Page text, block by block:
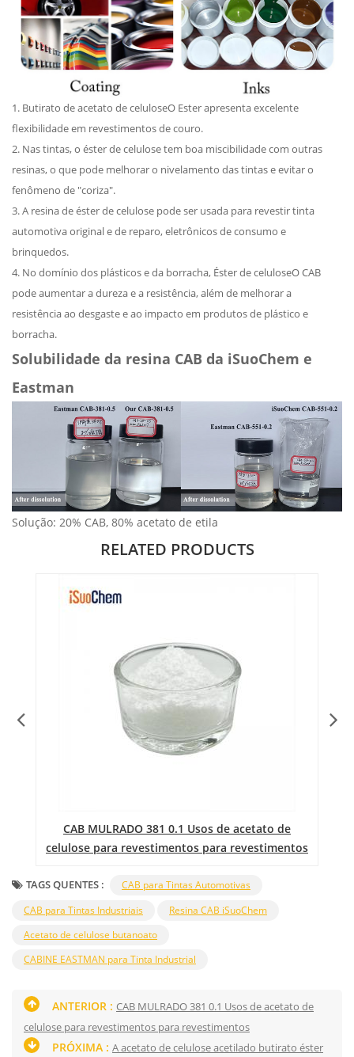
1. Butirato de acetato de celuloseO Ester apresenta excelente
flexibilidade em revestimentos de couro.
2. Nas tintas, o éster de celulose tem boa miscibilidade com outras
resinas, o que pode melhorar o nivelamento das tintas e evitar o
fenômeno de "coriza".
3. A resina de éster de celulose pode ser usada para revestir tinta
automotiva original e de reparo, eletrônicos de consumo e
brinquedos.
4. No domínio dos plásticos e da borracha, Éster de celuloseO CAB
pode aumentar a dureza e a resistência, além de melhorar a
resistência ao desgaste e ao impacto em produtos de plástico e
borracha.
Solubilidade da resina CAB da iSuoChem e
Eastman
Solução: 20% CAB, 80% acetato de etila
RELATED PRODUCTS
CAB MULRADO 381 0.1 Usos de acetato de
celulose para revestimentos para revestimentos
TAGS QUENTES :
CAB para Tintas Automotivas
CAB para Tintas Industriais
Resina CAB iSuoChem
Acetato de celulose butanoato
CABINE EASTMAN para Tinta Industrial
ANTERIOR : CAB MULRADO 381 0.1 Usos de acetato de
celulose para revestimentos para revestimentos
PRÓXIMA : A acetato de celulose acetilado butirato éster